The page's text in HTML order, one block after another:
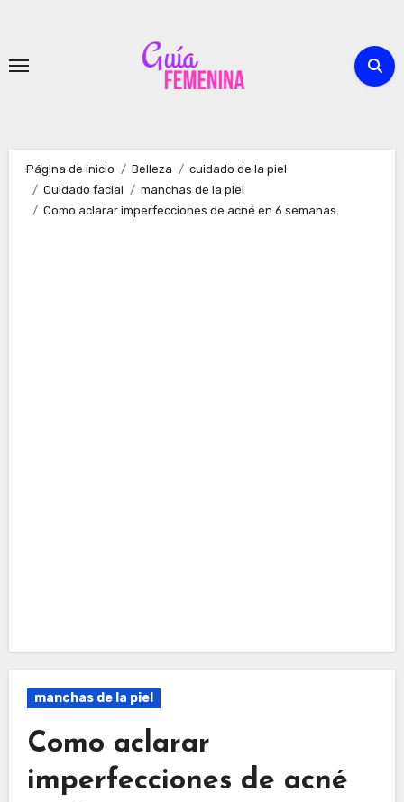
contenido
Página de inicio Belleza
cuidado de la piel
Cuidado facial
manchas de la piel
Como aclarar imperfecciones de acné en 6 semanas.
manchas de la piel
Como aclarar
imperfecciones de acné